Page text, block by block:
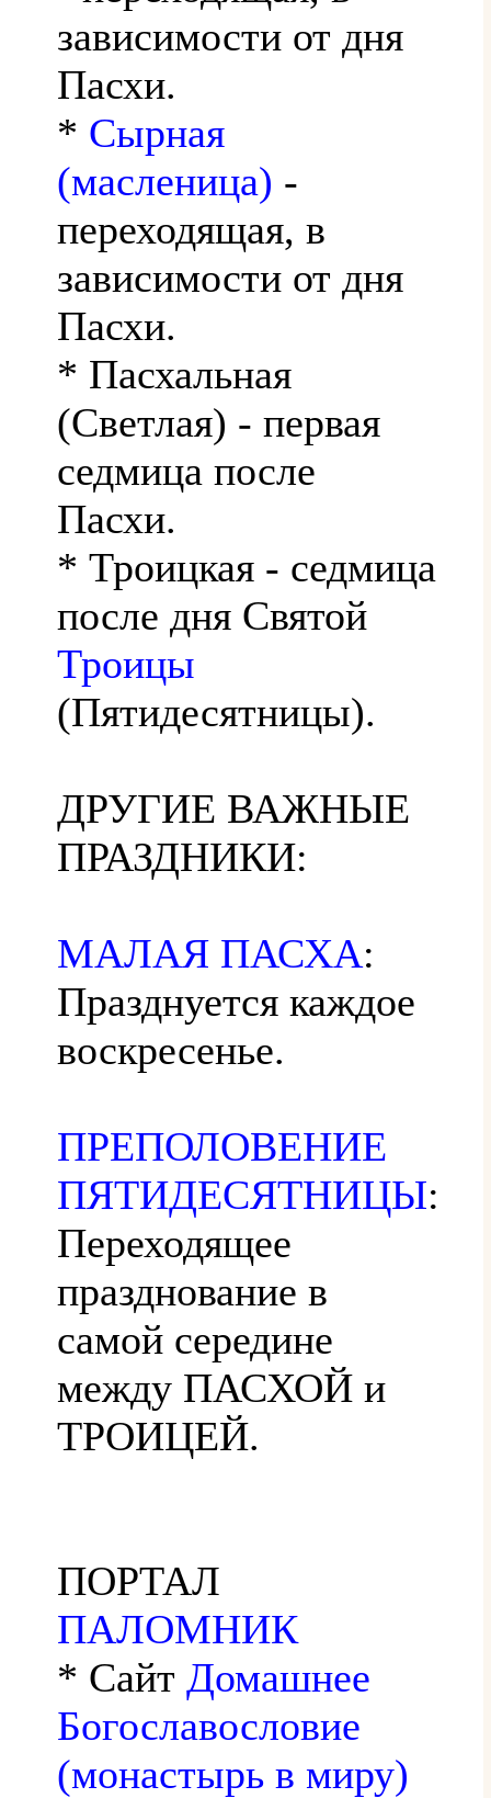
зависимости от дня
Пасхи.
* Сырная
(масленица) -
переходящая, в
зависимости от дня
Пасхи.
* Пасхальная
(Светлая) - первая
седмица после
Пасхи.
* Троицкая - седмица
после дня Святой
Троицы
(Пятидесятницы).
ДРУГИЕ ВАЖНЫЕ
ПРАЗДНИКИ:
МАЛАЯ ПАСХА:
Празднуется каждое
воскресенье.
ПРЕПОЛОВЕНИЕ
ПЯТИДЕСЯТНИЦЫ:
Переходящее
празднование в
самой середине
между ПАСХОЙ и
ТРОИЦЕЙ.
ПОРТАЛ
ПАЛОМНИК
* Сайт Домашнее
Богославословие
(монастырь в миру)